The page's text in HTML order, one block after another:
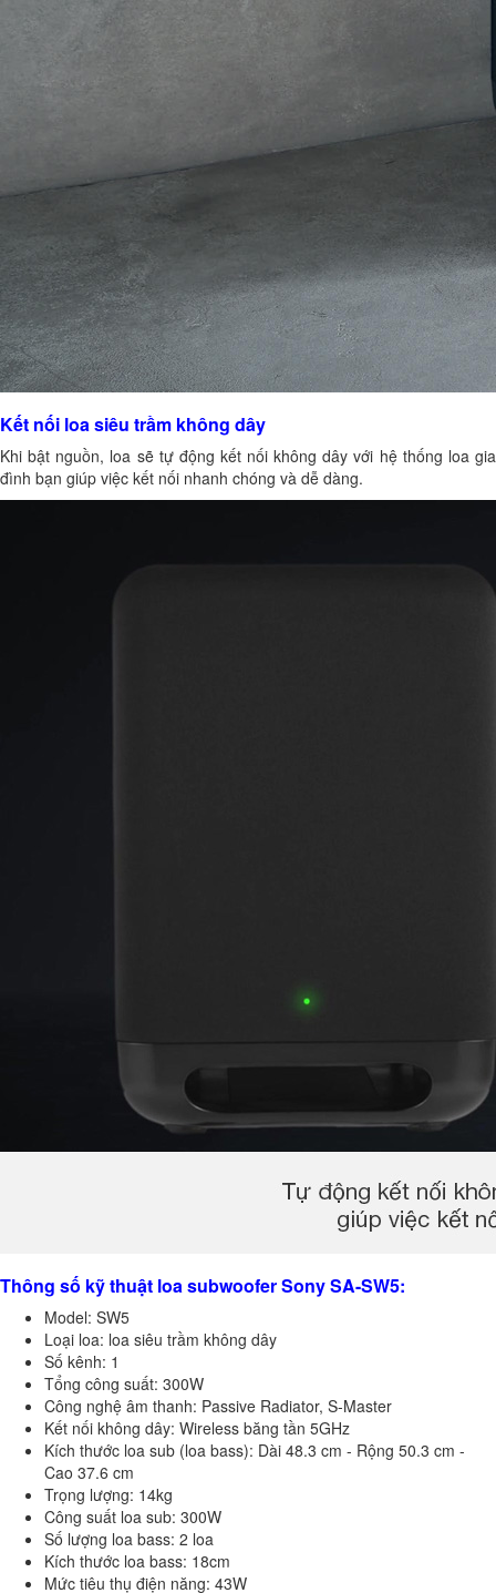
Kết nối loa siêu trầm không dây
Khi bật nguồn, loa sẽ tự động kết nối không dây với hệ thống loa gia
đình bạn giúp việc kết nối nhanh chóng và dễ dàng.
Thông số kỹ thuật loa subwoofer Sony SA-SW5:
Model: SW5
Loại loa: loa siêu trầm không dây
Số kênh: 1
Tổng công suất: 300W
Công nghệ âm thanh: Passive Radiator, S-Master
Kết nối không dây: Wireless băng tần 5GHz
Kích thước loa sub (loa bass): Dài 48.3 cm - Rộng 50.3 cm -
Cao 37.6 cm
Trọng lượng: 14kg
Công suất loa sub: 300W
Số lượng loa bass: 2 loa
Kích thước loa bass: 18cm
Mức tiêu thụ điện năng: 43W